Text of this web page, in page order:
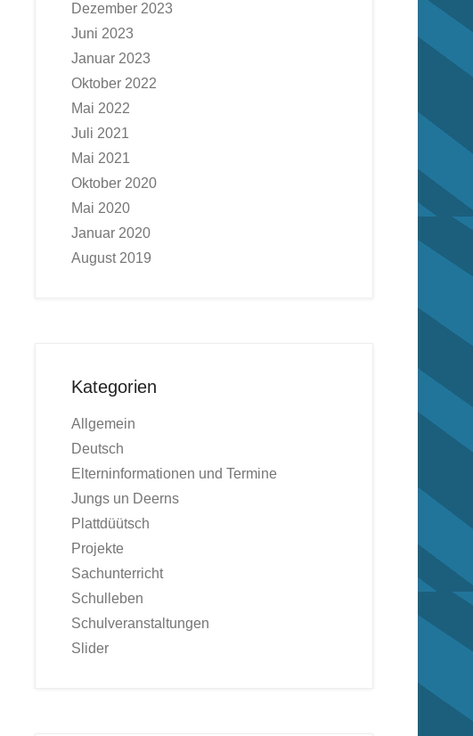
Dezember 2023
Juni 2023
Januar 2023
Oktober 2022
Mai 2022
Juli 2021
Mai 2021
Oktober 2020
Mai 2020
Januar 2020
August 2019
Kategorien
Allgemein
Deutsch
Elterninformationen und Termine
Jungs un Deerns
Plattdüütsch
Projekte
Sachunterricht
Schulleben
Schulveranstaltungen
Slider